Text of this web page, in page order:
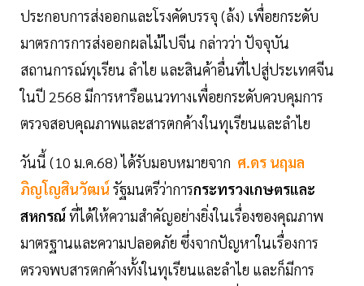
ประกอบการส่งออกและโรงคัดบรรจุ (ล้ง) เพื่อยกระดับ
มาตรการการส่งออกผลไม้ไปจีน กล่าวว่า ปัจจุบัน
สถานการณ์ทุเรียน ลำไย และสินค้าอื่นที่ไปสู่ประเทศจีน
ในปี 2568 มีการหารือแนวทางเพื่อยกระดับควบคุมการ
ตรวจสอบคุณภาพและสารตกค้างในทุเรียนและลำไย
วันนี้ (10 ม.ค.68) ได้รับมอบหมายจาก ศ.ดร นฤมล
ภิญโญสินวัฒน์ รัฐมนตรีว่าการกระทรวงเกษตรและ
สหกรณ์ ที่ได้ให้ความสำคัญอย่างยิ่งในเรื่องของคุณภาพ
มาตรฐานและความปลอดภัย ซึ่งจากปัญหาในเรื่องการ
ตรวจพบสารตกค้างทั้งในทุเรียนและลำไย และก็มีการ